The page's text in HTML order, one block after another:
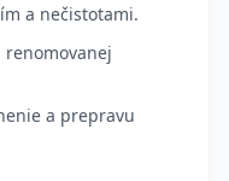
a nečistotami.
a prepravu